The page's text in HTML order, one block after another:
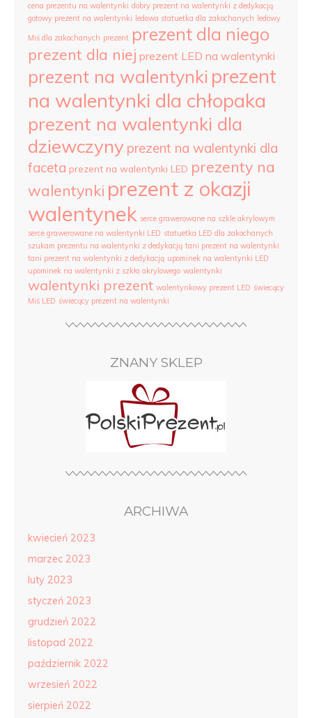
cena prezentu na walentynki dobry prezent na walentynki z dedykacją
gotowy prezent na walentynki ledowa statuetka dla zakochanych ledowy
Miś dla zakochanych prezent prezent dla niego
prezent dla niej prezent LED na walentynki
prezent na walentynki prezent
na walentynki dla chłopaka
prezent na walentynki dla
dziewczyny prezent na walentynki dla
faceta prezent na walentynki LED prezenty na
walentynki prezent z okazji
walentynek serce grawerowane na szkle akrylowym
serce grawerowane na walentynki LED statuetka LED dla zakochanych
szukam prezentu na walentynki z dedykacją tani prezent na walentynki
tani prezent na walentynki z dedykacją upominek na walentynki LED
upominek na walentynki z szkła akrylowego walentynki
walentynki prezent walentynkowy prezent LED świecący
Miś LED świecący prezent na walentynki
ZNANY SKLEP
ARCHIWA
kwiecień 2023
marzec 2023
luty 2023
styczeń 2023
grudzień 2022
listopad 2022
październik 2022
wrzesień 2022
sierpień 2022